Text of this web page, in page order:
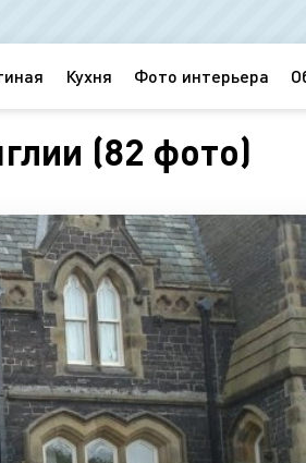
Кухня Фото интерьера
(82 фото)